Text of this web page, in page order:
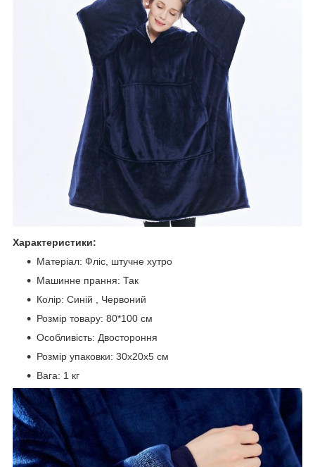
Характеристики:
Матеріал: Фліс, штучне хутро
Машинне прання: Так
Колір: Синій , Червоний
Розмір товару: 80*100 см
Особливість: Двостороння
Розмір упаковки: 30x20x5 см
Вага: 1 кг